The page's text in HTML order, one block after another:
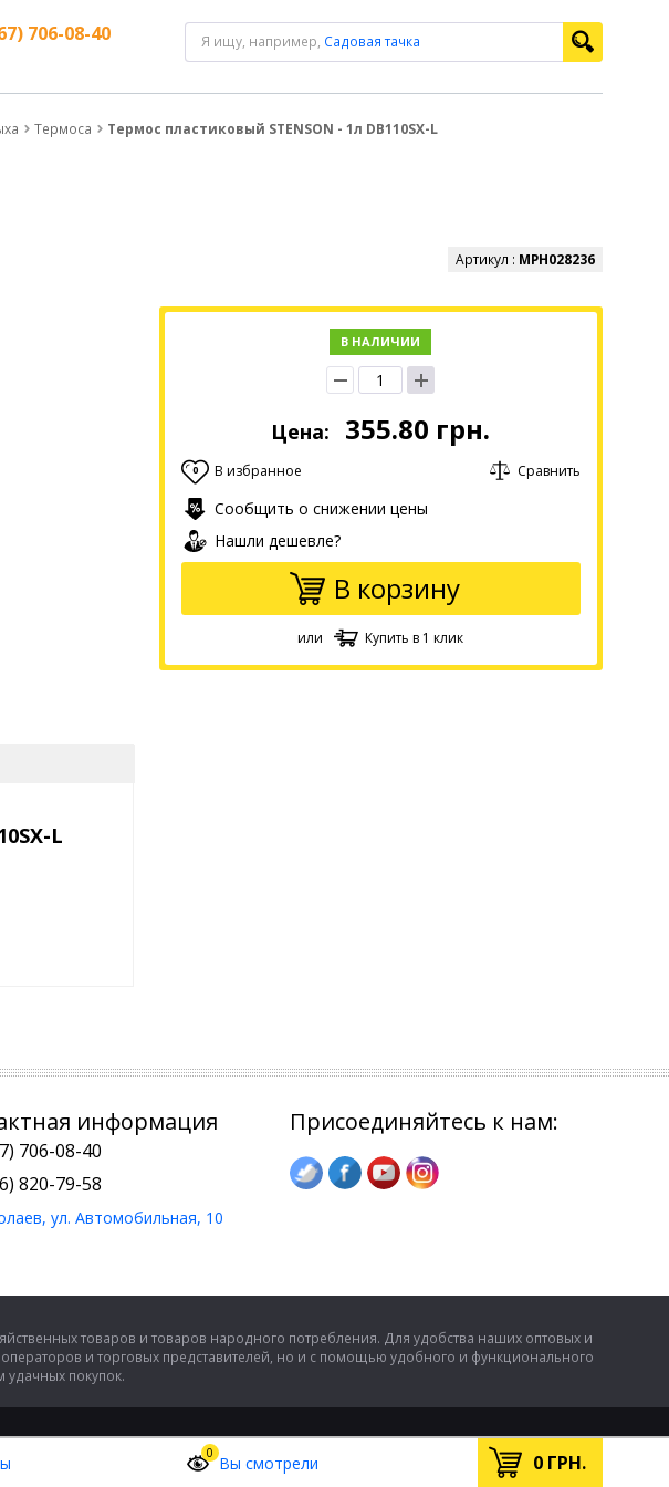
0 Вы смотрели 0 ГРН.
706-08-40 Я ищу, например, Садовая тачка
Термоса Термос пластиковый STENSON - 1л DB110SX-L
Артикул : MPH028236
В НАЛИЧИИ
Цена: 355.80 грн.
0 В избранное Сравнить
Сообщить о снижении цены
Нашли дешевле?
В корзину
или Купить в 1 клик
L
информация
706-08-40
820-79-58
ул. Автомобильная, 10
Присоединяйтесь к нам:
товаров и товаров народного потребления. Для удобства наших оптовых и
и торговых представителей, но и с помощью удобного и функционального
удачных покупок.